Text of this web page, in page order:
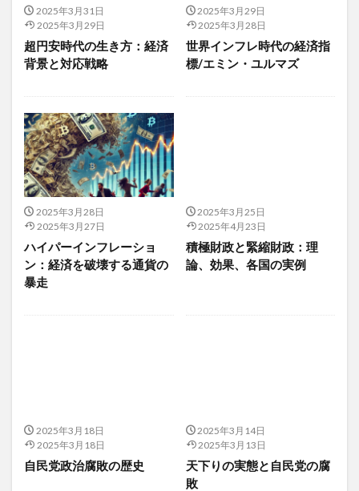
ポリマー紙幣
ポリメラーゼ連鎖反応
ポルノ中毒
ポルノ依存症
ホルモンバランス
ホルモン注射
ホルモン注射の効果
ホルモン療法
ホワイトニング
ポンカン
マーガリン
マーク・ザッカーバーグ
マーケティング戦略
マイクロソフト エバンジェリスト
マイケル・サンデル
マイナスイオン
マイナスサム
マイナチュレ
マイニング
マインドコントロール
マインドフルネス
まごころケア食
まごはやさしい
マサ斎藤
マシューウォーカー
マスク
マスクの副作用
マスクメロン
マスク会食 マスク依存
2025年3月31日
2025年3月29日
超円安時代の生き方：経済
背景と対応戦略
2025年3月29日
2025年3月28日
世界インフレ時代の経済指
標/エミン・ユルマズ
2025年3月28日
2025年3月27日
ハイパーインフレーショ
ン：経済を破壊する通貨の
暴走
2025年3月25日
2025年4月23日
積極財政と緊縮財政：理
論、効果、各国の実例
2025年3月18日
2025年3月18日
自民党政治腐敗の歴史
2025年3月14日
2025年3月13日
天下りの実態と自民党の腐
敗